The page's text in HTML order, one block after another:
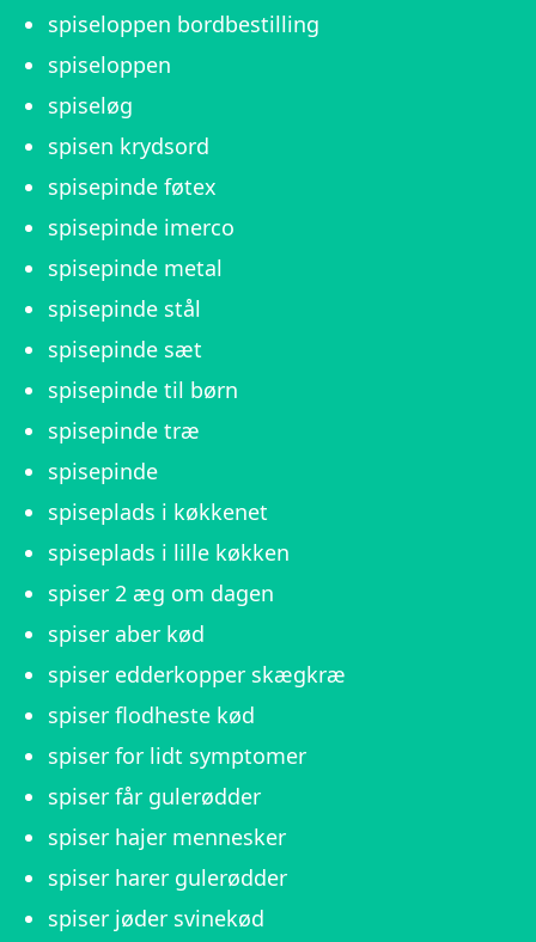
spiseloppen bordbestilling
spiseloppen
spiseløg
spisen krydsord
spisepinde føtex
spisepinde imerco
spisepinde metal
spisepinde stål
spisepinde sæt
spisepinde til børn
spisepinde træ
spisepinde
spiseplads i køkkenet
spiseplads i lille køkken
spiser 2 æg om dagen
spiser aber kød
spiser edderkopper skægkræ
spiser flodheste kød
spiser for lidt symptomer
spiser får gulerødder
spiser hajer mennesker
spiser harer gulerødder
spiser jøder svinekød